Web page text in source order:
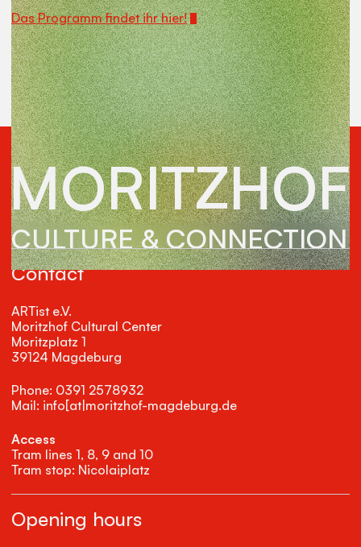
Das Programm findet ihr hier!
Für Feriengruppen, Familien und Einzelpersonen
geeignet!
Contact
ARTist e.V.
Moritzhof Cultural Center
Moritzplatz 1
39124 Magdeburg
Phone: 0391 2578932
Mail: info[at|moritzhof-magdeburg.de
Access
Tram lines 1, 8, 9 and 10
Tram stop: Nicolaiplatz
Opening hours
MORITZHOF
CULTURE & CONNECTION